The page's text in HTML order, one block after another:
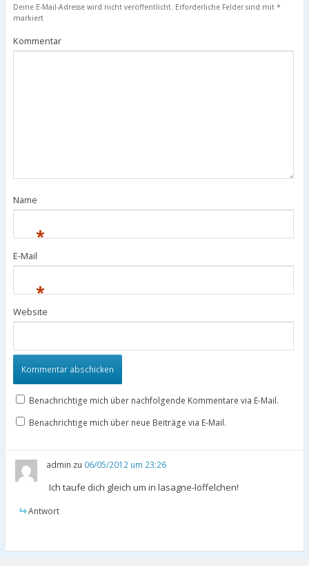
Deine E-Mail-Adresse wird nicht veröffentlicht. Erforderliche Felder sind mit *
markiert
Kommentar
Name
*
E-Mail
*
Website
Benachrichtige mich über nachfolgende Kommentare via E-Mail.
Benachrichtige mich über neue Beiträge via E-Mail.
admin zu 06/05/2012 um 23:26
Ich taufe dich gleich um in lasagne-löffelchen!
Antwort